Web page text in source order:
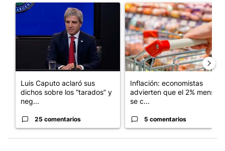
Un artículo de tendencia con el título "Luis Caputo aclaró sus
Luis Caputo aclaró sus
dichos sobre los “tarados” y
neg...
25 comentarios
Un artículo de tendencia con
Inflación: economistas
advierten que el 2% mensual
se c...
5 comentarios